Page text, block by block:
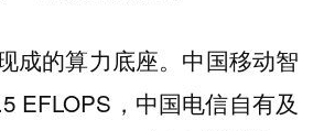
成的算力底座。中国移动智
EFLOPS，中国电信自有及